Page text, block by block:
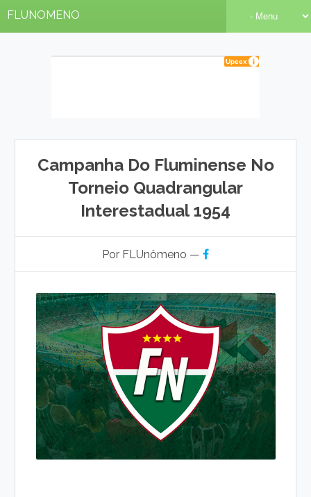
FLUNOMENO
Campanha Do Fluminense No
Torneio Quadrangular
Interestadual 1954
Por FLUnômeno —